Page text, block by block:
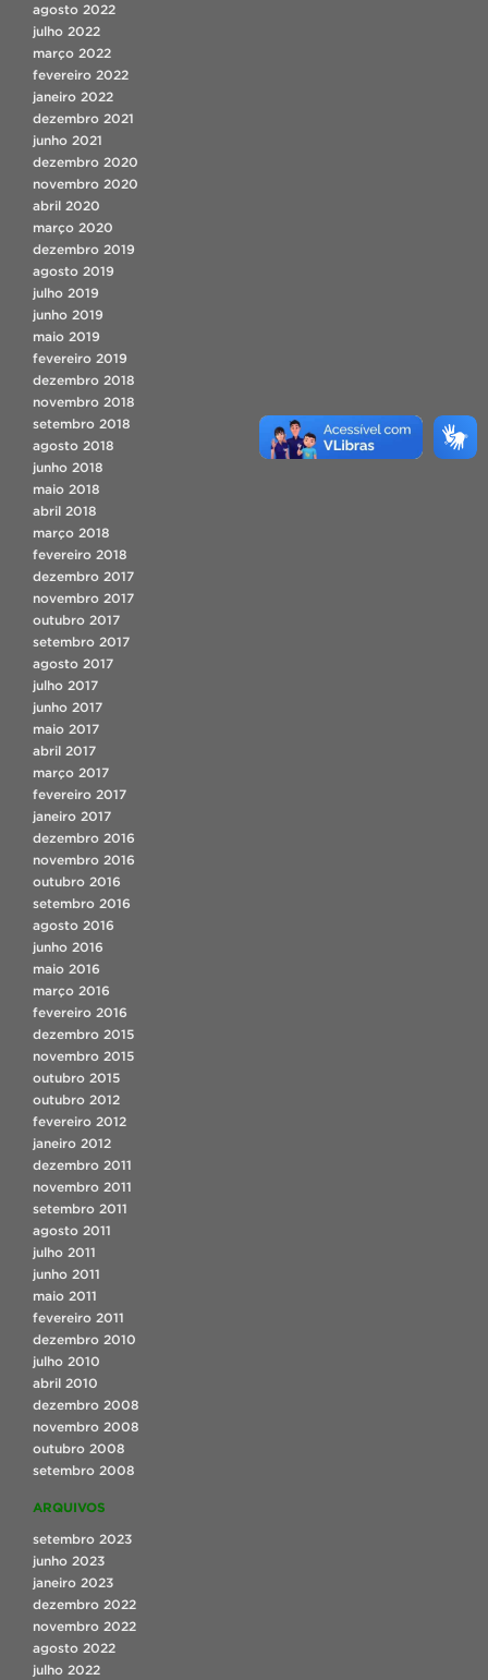
agosto 2022
julho 2022
março 2022
fevereiro 2022
janeiro 2022
dezembro 2021
junho 2021
dezembro 2020
novembro 2020
abril 2020
março 2020
dezembro 2019
agosto 2019
julho 2019
junho 2019
maio 2019
fevereiro 2019
dezembro 2018
novembro 2018
setembro 2018
agosto 2018
junho 2018
maio 2018
abril 2018
março 2018
fevereiro 2018
dezembro 2017
novembro 2017
outubro 2017
setembro 2017
agosto 2017
julho 2017
junho 2017
maio 2017
abril 2017
março 2017
fevereiro 2017
janeiro 2017
dezembro 2016
novembro 2016
outubro 2016
setembro 2016
agosto 2016
junho 2016
maio 2016
março 2016
fevereiro 2016
dezembro 2015
novembro 2015
outubro 2015
outubro 2012
fevereiro 2012
janeiro 2012
dezembro 2011
novembro 2011
setembro 2011
agosto 2011
julho 2011
junho 2011
maio 2011
fevereiro 2011
dezembro 2010
julho 2010
abril 2010
dezembro 2008
novembro 2008
outubro 2008
setembro 2008
ARQUIVOS
setembro 2023
junho 2023
janeiro 2023
dezembro 2022
novembro 2022
agosto 2022
julho 2022